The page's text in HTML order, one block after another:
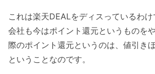
これは楽天DEALをディスっているわ
会社も今はポイント還元というものを
際のポイント還元というのは、値引き
ということなのです。